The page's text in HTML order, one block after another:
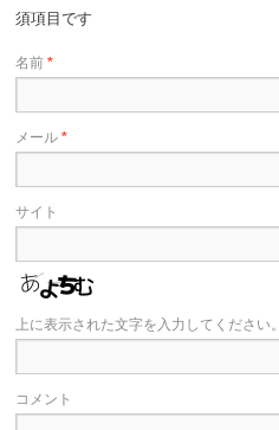
須項目です
名前*
メール*
サイト
上に表示された文字を入力してください。
コメント